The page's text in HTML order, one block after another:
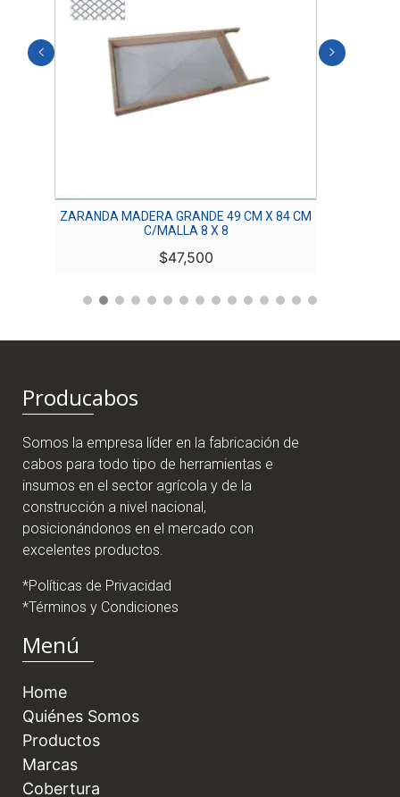
ZARANDA MADERA GRANDE 49 CM X 84 CM
C/MALLA 8 X 8
$47,500
Producabos
Somos la empresa líder en la fabricación de
cabos para todo tipo de herramientas e
insumos en el sector agrícola y de la
construcción a nivel nacional,
posicionándonos en el mercado con
excelentes productos.
*Políticas de Privacidad
*Términos y Condiciones
Menú
Home
Quiénes Somos
Productos
Marcas
Cobertura